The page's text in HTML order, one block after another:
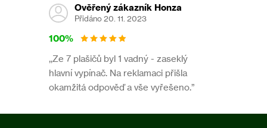
Ověřený zákazník Honza
Přidáno 20. 11. 2023
100%
,,Ze 7 plašičů byl 1 vadný - zaseklý
hlavní vypínač. Na reklamaci přišla
okamžitá odpověď a vše vyřešeno.”